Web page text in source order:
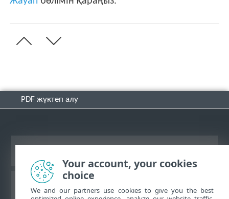
PDF жүктеп алу
ESET білім қоры
Your account, your cookies
choice
We and our partners use cookies to give you the best